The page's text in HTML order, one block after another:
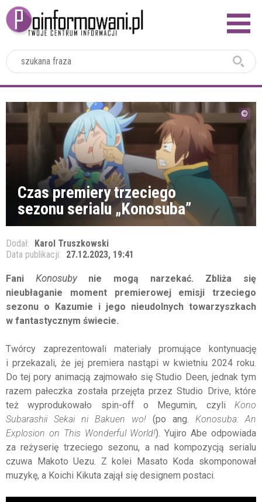
Czas premiery trzeciego
sezonu serialu „Konosuba”
Dodał: Karol Truszkowski
Data publikacji: 27.12.2023, 19:41
Fani Konosubynie mogą narzekać. Zbliża się
nieubłaganie moment premierowej emisji trzeciego
sezonu o Kazumie i jego nieudolnych towarzyszkach
w fantastycznym świecie.
Twórcy zaprezentowali materiały promujące kontynuację
i przekazali, że jej premiera nastąpi w kwietniu 2024 roku.
Do tej pory animacją zajmowało się Studio Deen, jednak tym
razem pałeczka została przejęta przez Studio Drive, które
też wyprodukowało spin-off o Megumin, czyli Kono
Subarashii Sekai ni Bakuen wo! (po ang. Konosuba: An
Explosion on This Wonderful World!). Yujiro Abe odpowiada
za reżyserię trzeciego sezonu, a nad kompozycją serialu
czuwa Makoto Uezu. Z kolei Masato Koda skomponował
muzykę, a Koichi Kikuta zajął się designem postaci.